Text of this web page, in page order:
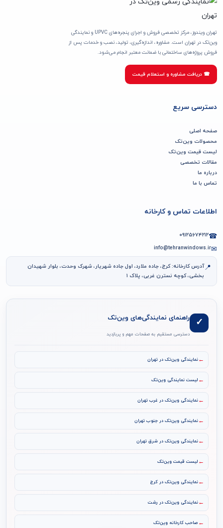
تهران ویندوز، مرکز تخصصی فروش و اجرای پنجره‌های UPVC و نمایندگی
وین‌تک در تهران است. مشاوره، اندازه‌گیری، تولید، نصب و خدمات پس از
فروش پروژه‌های ساختمانی با ضمانت معتبر انجام می‌شود.
☎ دریافت مشاوره و استعلام قیمت
دسترسی سریع
صفحه اصلی
محصولات وین‌تک
لیست قیمت وین‌تک
مقالات تخصصی
درباره ما
تماس با ما
اطلاعات تماس و کارخانه
☎۰۹۱۲۵۶۷۴۲۱۲
✉
info@tehranwindows.ir
📍آدرس کارخانه: کرج، جاده ملارد، اول جاده شهریار، شهرک وحدت، بلوار شهیدان
بخشی، کوچه نسترن غربی، پلاک ۱
✓ راهنمای نمایندگی‌های وین‌تک
دسترسی مستقیم به صفحات مهم و پربازدید
←نمایندگی وین‌تک در تهران
← لیست نمایندگی وین‌تک
←نمایندگی وین‌تک در غرب تهران
←نمایندگی وین‌تک در جنوب تهران
←نمایندگی وین‌تک در شرق تهران
← لیست قیمت وین‌تک
←نمایندگی وین‌تک در کرج
←نمایندگی وین‌تک در رشت
← صاحب کارخانه وین‌تک